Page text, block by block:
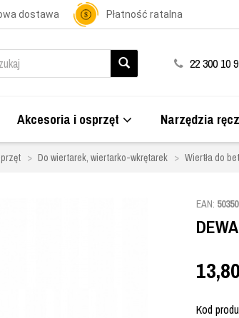
dostawa Płatność ratalna
22 300 10
Akcesoria i osprzęt Narzędzia
Do wiertarek, wiertarko-wkrętarek Wiertła do
EAN:
13,80
Kod